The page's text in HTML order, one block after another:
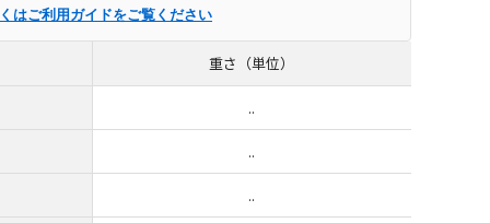
はご利用ガイドをご覧ください
重さ（単位）
..
..
..